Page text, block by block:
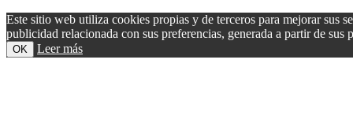
Este sitio web utiliza cookies propias y de terceros para mejorar sus
publicidad relacionada con sus preferencias, generada a partir de
OK Leer más